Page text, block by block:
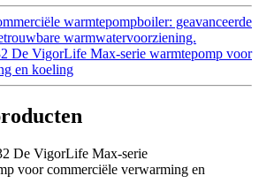
warmtepompboiler: geavanceerde
warmwatervoorziening.
De VigorLife Max-serie warmtepomp voor
en koeling